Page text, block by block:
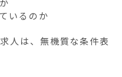
いるのか
人は、無機質な条件表